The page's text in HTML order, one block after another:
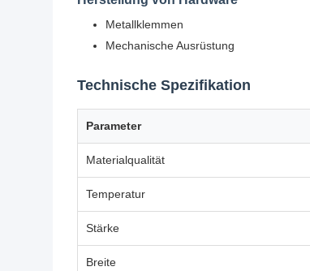
Metallklemmen
Mechanische Ausrüstung
Technische Spezifikation
Parameter
Materialqualität
Temperatur
Stärke
Breite